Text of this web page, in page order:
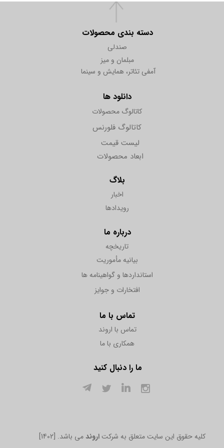
دسته بندی محصولات
صندلی
مبلمان و میز
آمفی تئاتر، همایش و سینما
دانلود ها
کاتالوگ محصولات
کاتالوگ فلورنس
بلاگ
اخبار
رویدادها
درباره ما
تاریخچه
بیانیه مأموریت
استانداردها و گواهینامه ها
افتخارات و جوایز
تماس با ما
تماس با اروند
همکاری با ما
ما را دنبال کنید
ابعاد محصولات
لیست قیمت
[1402] .کلیه حقوق این سایت متعلق به شرکت اروندمی باشد